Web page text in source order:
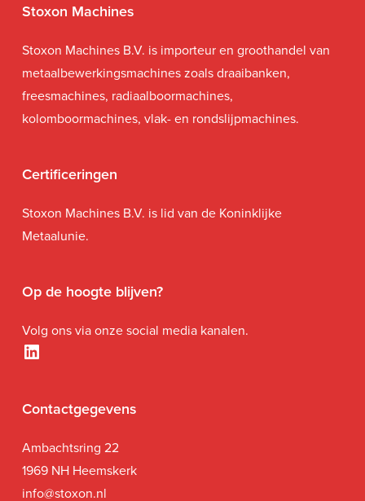
Stoxon Machines
Stoxon Machines B.V. is importeur en groothandel van
metaalbewerkingsmachines zoals draaibanken,
freesmachines, radiaalboormachines,
kolomboormachines, vlak- en rondslijpmachines.
Certificeringen
Stoxon Machines B.V. is lid van de Koninklijke
Metaalunie.
Op de hoogte blijven?
Volg ons via onze social media kanalen.
LinkedIn
Contactgegevens
Ambachtsring 22
1969 NH Heemskerk
info@stoxon.nl